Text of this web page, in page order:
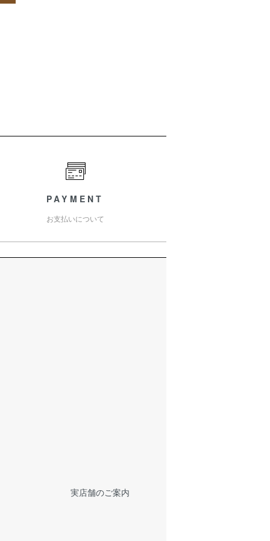
PAYMENT
お支払いについて
実店舗のご案内